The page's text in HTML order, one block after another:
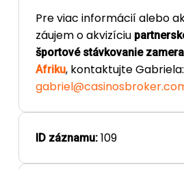
Pre viac informácií alebo
záujem o akvizíciu
športové stávkovanie
Afriku, kontaktujte Gabriela:
ID záznamu:109